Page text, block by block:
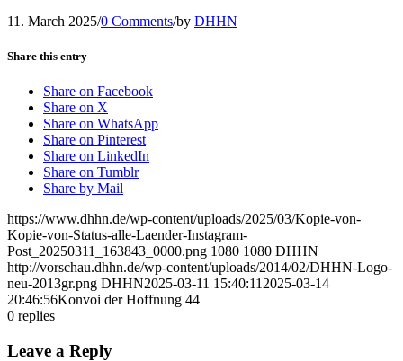
11. March 2025/0 Comments/by DHHN
Share this entry
Share on Facebook
Share on X
Share on WhatsApp
Share on Pinterest
Share on LinkedIn
Share on Tumblr
Share by Mail
https://www.dhhn.de/wp-content/uploads/2025/03/Kopie-von-
Kopie-von-Status-alle-Laender-Instagram-
Post_20250311_163843_0000.png 1080 1080 DHHN
http://vorschau.dhhn.de/wp-content/uploads/2014/02/DHHN-Logo-
neu-2013gr.png DHHN2025-03-11 15:40:11 2025-03-14
20:46:56Konvoi der Hoffnung 44
0 replies
Leave a Reply